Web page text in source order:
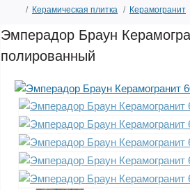
Керамическая плитка Керамогранит
Эмперадор Браун
полированный